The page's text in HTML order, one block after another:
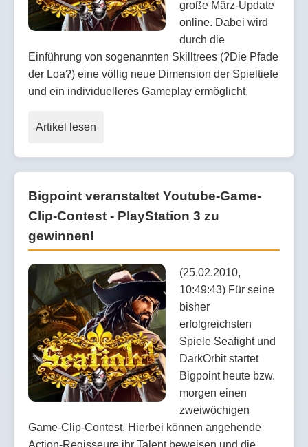
große März-Update
online. Dabei wird
durch die
Einführung von sogenannten Skilltrees (?Die Pfade
der Loa?) eine völlig neue Dimension der Spieltiefe
und ein individuelleres Gameplay ermöglicht.
Artikel lesen
Bigpoint veranstaltet Youtube-Game-
Clip-Contest - PlayStation 3 zu
gewinnen!
(25.02.2010,
10:49:43) Für seine
bisher
erfolgreichsten
Spiele Seafight und
DarkOrbit startet
Bigpoint heute bzw.
morgen einen
zweiwöchigen
Game-Clip-Contest. Hierbei können angehende
Action-Regisseure ihr Talent beweisen und die